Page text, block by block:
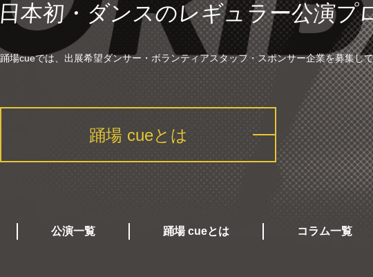
日本初・ダンスのレギュラー公演プ
踊場cueでは、出展希望ダンサー・ボランティアスタッフ・スポンサー企業を募集し
踊場 cueとは
公演一覧 踊場 cueとは コラム一覧